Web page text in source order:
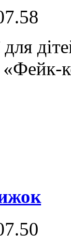
для
«Фейк-